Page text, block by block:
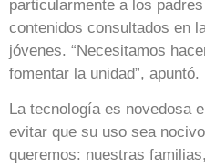
particularmente a los
contenidos consultados en
jóvenes. “Necesitamos
fomentar la unidad”, apuntó.
La tecnología es novedosa
evitar que su uso sea
queremos: nuestras